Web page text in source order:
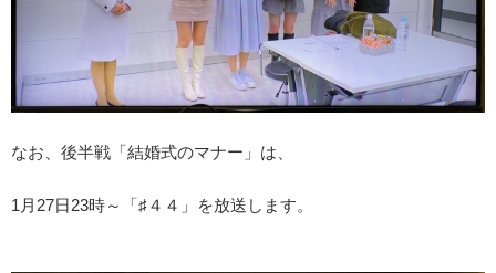
なお、後半戦「結婚式のマナー」は、
1月27日23時～「♯４４」を放送します。